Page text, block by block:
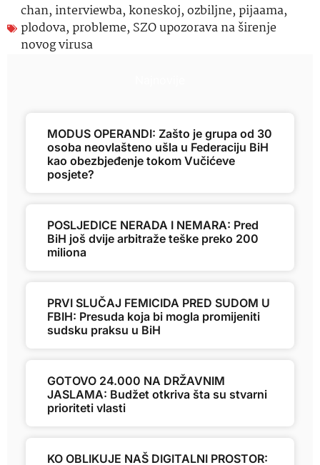
chan, interviewba,koneskoj,ozbiljne, pijaama,
plodova, probleme, SZO upozorava na širenje
novog virusa
MODUS OPERANDI: Zašto je grupa od 30
osoba neovlašteno ušla u Federaciju BiH
kao obezbjeđenje tokom Vučićeve
posjete?
POSLJEDICE NERADA I NEMARA: Pred
BiH još dvije arbitraže teške preko 200
miliona
PRVI SLUČAJ FEMICIDA PRED SUDOM U
FBIH: Presuda koja bi mogla promijeniti
sudsku praksu u BiH
GOTOVO 24.000 NA DRŽAVNIM
JASLAMA: Budžet otkriva šta su stvarni
prioriteti vlasti
KO OBLIKUJE NAŠ DIGITALNI PROSTOR: